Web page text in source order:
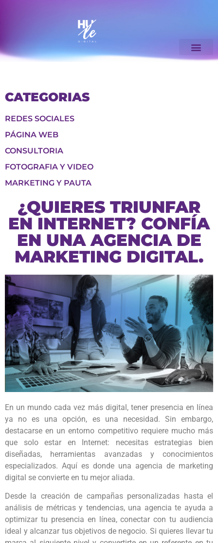
CATEGORIAS
REDES SOCIALES
PÁGINA WEB
CONSULTORIA
FOTOGRAFIA Y VIDEO
MARKETING Y PAUTA
¿QUIERES TRIUNFAR
EN INTERNET? CONFÍA
EN UNA AGENCIA DE
MARKETING DIGITAL.
En un mundo cada vez más digital, tener presencia en línea
ya no es una opción, es una necesidad. Sin embargo,
destacarse en un entorno competitivo requiere mucho más
que solo estar en Internet: necesitas estrategias bien
diseñadas, herramientas avanzadas y conocimientos
especializados. Aquí es donde una agencia de marketing
digital se convierte en tu mejor aliada.
Desde la creación de campañas personalizadas hasta el
análisis de métricas y tendencias, una agencia te ayuda a
optimizar tu presencia en línea, conectar con tu audiencia
ideal y alcanzar tus objetivos de negocio. Si quieres llevar tu